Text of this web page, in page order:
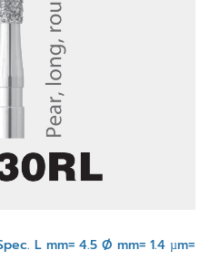
L mm= 4.5 Ø mm= 1.4 µm=